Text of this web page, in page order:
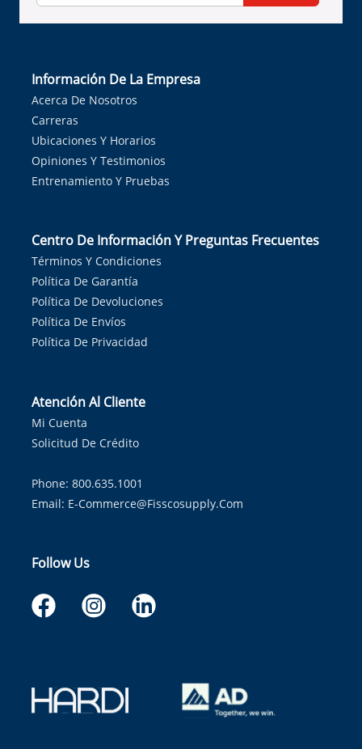
Información De La Empresa
Acerca De Nosotros
Carreras
Ubicaciones Y Horarios
Opiniones Y Testimonios
Entrenamiento Y Pruebas
Centro De Información Y Preguntas Frecuentes
Términos Y Condiciones
Política De Garantía
Política De Devoluciones
Política De Envíos
Política De Privacidad
Atención Al Cliente
Mi Cuenta
Solicitud De Crédito
Phone: 800.635.1001
Email: E-Commerce@fisscosupply.com
Follow Us